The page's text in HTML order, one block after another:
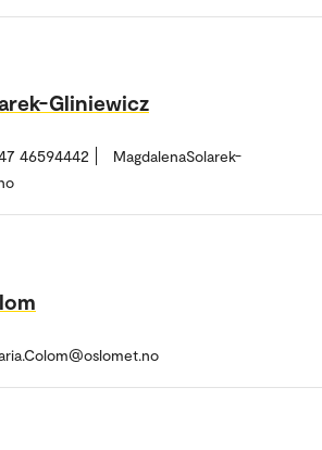
Gliniewicz
46594442
MagdalenaSolarek-